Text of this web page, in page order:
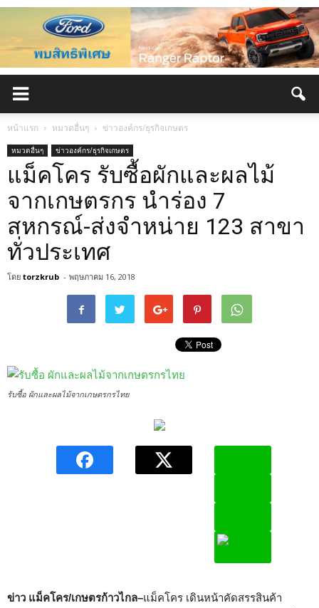
หน้าแรก หมวดอื่นๆ ข่าวองค์กร/ธุรกิจเกษตร
หมวดอื่นๆ ข่าวองค์กร/ธุรกิจเกษตร
แม็คโคร รับซื้อผักและผลไม้
จากเกษตรกร นำร่อง 7
สหกรณ์-ส่งจำหน่าย 123 สาขา
ทั่วประเทศ
โดย torzkrub - พฤษภาคม 16, 2018
รับซื้อ ผักและผลไม้จากเกษตรกรไทย
ข่าว แม็คโคร/เกษตรก้าวไกล–แม็คโคร เดินหน้าคัดสรรสินค้า